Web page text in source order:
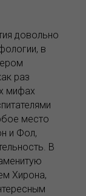
довольно
в
раз
мифах
место
и Фол,
В
Хирона,